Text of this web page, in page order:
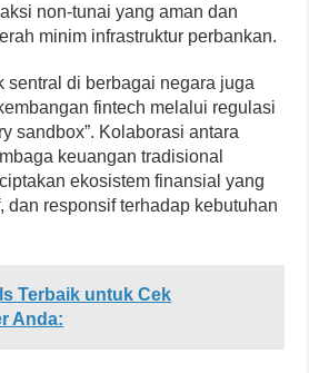
non-tunai yang aman dan
minim infrastruktur perbankan.
sentral di berbagai negara juga
fintech melalui regulasi
sandbox”. Kolaborasi antara
keuangan tradisional
ekosistem finansial yang
dan responsif terhadap kebutuhan
Terbaik untuk Cek
Anda: